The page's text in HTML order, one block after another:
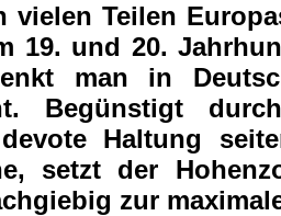
vielen Teilen
19. und 20.
man in
Begünstigt
Haltung
setzt der
zur